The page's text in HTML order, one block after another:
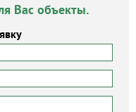
Вас объекты.